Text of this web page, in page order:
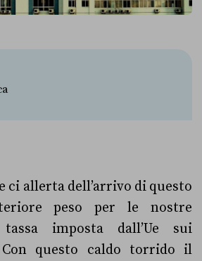
ci allerta dell’arrivo di questo
peso per le nostre
imposta dall’Ue sui
questo caldo torrido il